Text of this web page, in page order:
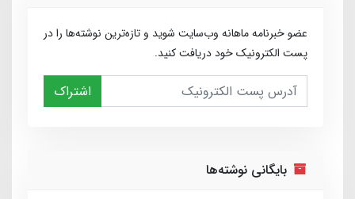
عضو خبرنامه ماهانه وب‌سایت شوید و تازه‌ترین نوشته‌ها را در
پست الکترونیک خود دریافت کنید.
اشتراک
بایگانی نوشته‌ها